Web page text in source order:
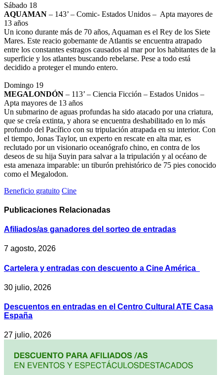
Sábado 18
AQUAMAN – 143’ – Comic- Estados Unidos – Apta mayores de
13 años
Un icono durante más de 70 años, Aquaman es el Rey de los Siete
Mares. Este reacio gobernante de Atlantis se encuentra atrapado
entre los constantes estragos causados al mar por los habitantes de la
superficie y los atlantes buscando rebelarse. Pese a todo está
decidido a proteger el mundo entero.
Domingo 19
MEGALONDÓN – 113’ – Ciencia Ficción – Estados Unidos –
Apta mayores de 13 años
Un submarino de aguas profundas ha sido atacado por una criatura,
que se creía extinta, y ahora se encuentra deshabilitado en lo más
profundo del Pacífico con su tripulación atrapada en su interior. Con
el tiempo, Jonas Taylor, un experto en rescate en alta mar, es
reclutado por un visionario oceanógrafo chino, en contra de los
deseos de su hija Suyin para salvar a la tripulación y al océano de
esta amenaza imparable: un tiburón prehistórico de 75 pies conocido
como el Megalodon.
Beneficio gratuito Cine
Publicaciones Relacionadas
Afiliados/as ganadores del sorteo de entradas
7 agosto, 2026
Cartelera y entradas con descuento a Cine América
30 julio, 2026
Descuentos en entradas en el Centro Cultural ATE Casa
España
27 julio, 2026